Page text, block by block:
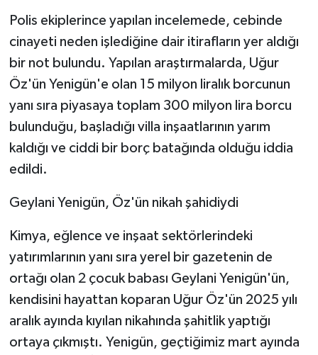
Polis ekiplerince yapılan incelemede, cebinde
cinayeti neden işlediğine dair itirafların yer aldığı
bir not bulundu. Yapılan araştırmalarda, Uğur
Öz'ün Yenigün'e olan 15 milyon liralık borcunun
yanı sıra piyasaya toplam 300 milyon lira borcu
bulunduğu, başladığı villa inşaatlarının yarım
kaldığı ve ciddi bir borç batağında olduğu iddia
edildi.
Geylani Yenigün, Öz'ün nikah şahidiydi
Kimya, eğlence ve inşaat sektörlerindeki
yatırımlarının yanı sıra yerel bir gazetenin de
ortağı olan 2 çocuk babası Geylani Yenigün'ün,
kendisini hayattan koparan Uğur Öz'ün 2025 yılı
aralık ayında kıyılan nikahında şahitlik yaptığı
ortaya çıkmıştı. Yenigün, geçtiğimiz mart ayında